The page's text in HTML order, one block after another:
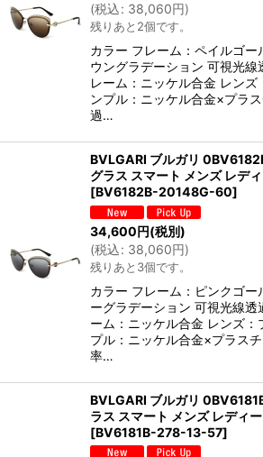
(税込: 38,060円)
残りあと2個です。
カラー フレーム：ペイルゴー
ウングラデーション 可視光
レーム：ニッケル合金 レンズ
ンプル：ニッケル合金×プラ
過…
BVLGARI ブルガリ
グラス スマート メンズ レデ
[BV6182B-20148G-60]
34,600円(税別)
(税込: 38,060円)
残りあと3個です。
カラー フレーム：ピンクゴー
ーグラデーション 可視光線
ーム：ニッケル合金 レンズ：
プル：ニッケル合金×プラス
率…
BVLGARI ブルガリ
ラス スマート メンズ レディ
[BV6181B-278-13-57]